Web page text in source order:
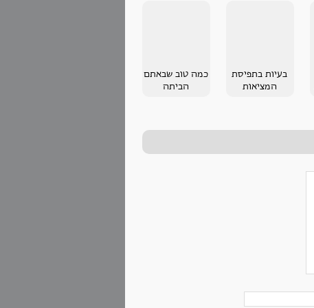
בעיות בתפיסת
המציאות
כמה טוב שבאתם
הביתה